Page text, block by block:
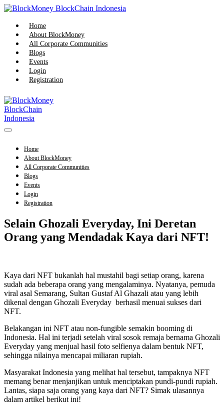
Skip
content
Home
About BlockMoney
All Corporate Communities
Blogs
Events
Login
Registration
Menu
Home
About BlockMoney
All Corporate Communities
Blogs
Events
Login
Registration
Selain Ghozali Everyday, Ini Deretan
Orang yang Mendadak Kaya dari NFT!
Kaya dari NFT bukanlah hal mustahil bagi setiap orang, karena
sudah ada beberapa orang yang mengalaminya. Nyatanya, pemuda
viral asal Semarang, Sultan Gustaf Al Ghazali atau yang lebih
dikenal dengan Ghozali Everyday berhasil menuai sukses dari
NFT.
Belakangan ini NFT atau non-fungible semakin booming di
Indonesia. Hal ini terjadi setelah viral sosok remaja bernama Ghozali
Everyday yang menjual hasil foto selfienya dalam bentuk NFT,
sehingga nilainya mencapai miliaran rupiah.
Masyarakat Indonesia yang melihat hal tersebut, tampaknya NFT
memang benar menjanjikan untuk menciptakan pundi-pundi rupiah.
Lantas, siapa saja orang yang kaya dari NFT? Simak ulasannya
dalam artikel berikut ini!